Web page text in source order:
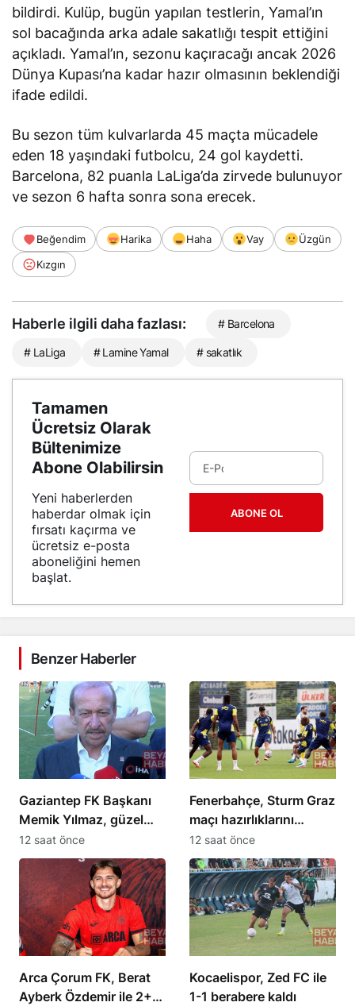
bildirdi. Kulüp, bugün yapılan testlerin, Yamal’ın
sol bacağında arka adale sakatlığı tespit ettiğini
açıkladı. Yamal’ın, sezonu kaçıracağı ancak 2026
Dünya Kupası’na kadar hazır olmasının beklendiği
ifade edildi.
Bu sezon tüm kulvarlarda 45 maçta mücadele
eden 18 yaşındaki futbolcu, 24 gol kaydetti.
Barcelona, 82 puanla LaLiga’da zirvede bulunuyor
ve sezon 6 hafta sonra sona erecek.
Beğendim Harika Haha Vay
Üzgün
Kızgın
Haberle ilgili daha fazlası: # Barcelona
# LaLiga # Lamine Yamal # sakatlık
Tamamen
Ücretsiz Olarak
Bültenimize
Abone Olabilirsin
Yeni haberlerden
haberdar olmak için
fırsatı kaçırma ve
ücretsiz e-posta
aboneliğini hemen
başlat.
ABONE OL
Benzer Haberler
Gaziantep FK Başkanı
Memik Yılmaz, güzel
futbol hedeflediklerini
açıkladı
12 saat önce
Fenerbahçe, Sturm Graz
maçı hazırlıklarını
sürdürüyor
12 saat önce
Arca Çorum FK, Berat
Ayberk Özdemir ile 2+1
Kocaelispor, Zed FC ile
1-1 berabere kaldı